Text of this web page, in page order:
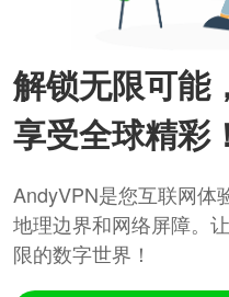
解锁无限可能，
享受全球精彩！
AndyVPN是您互联网体
地理边界和网络屏障。
限的数字世界！